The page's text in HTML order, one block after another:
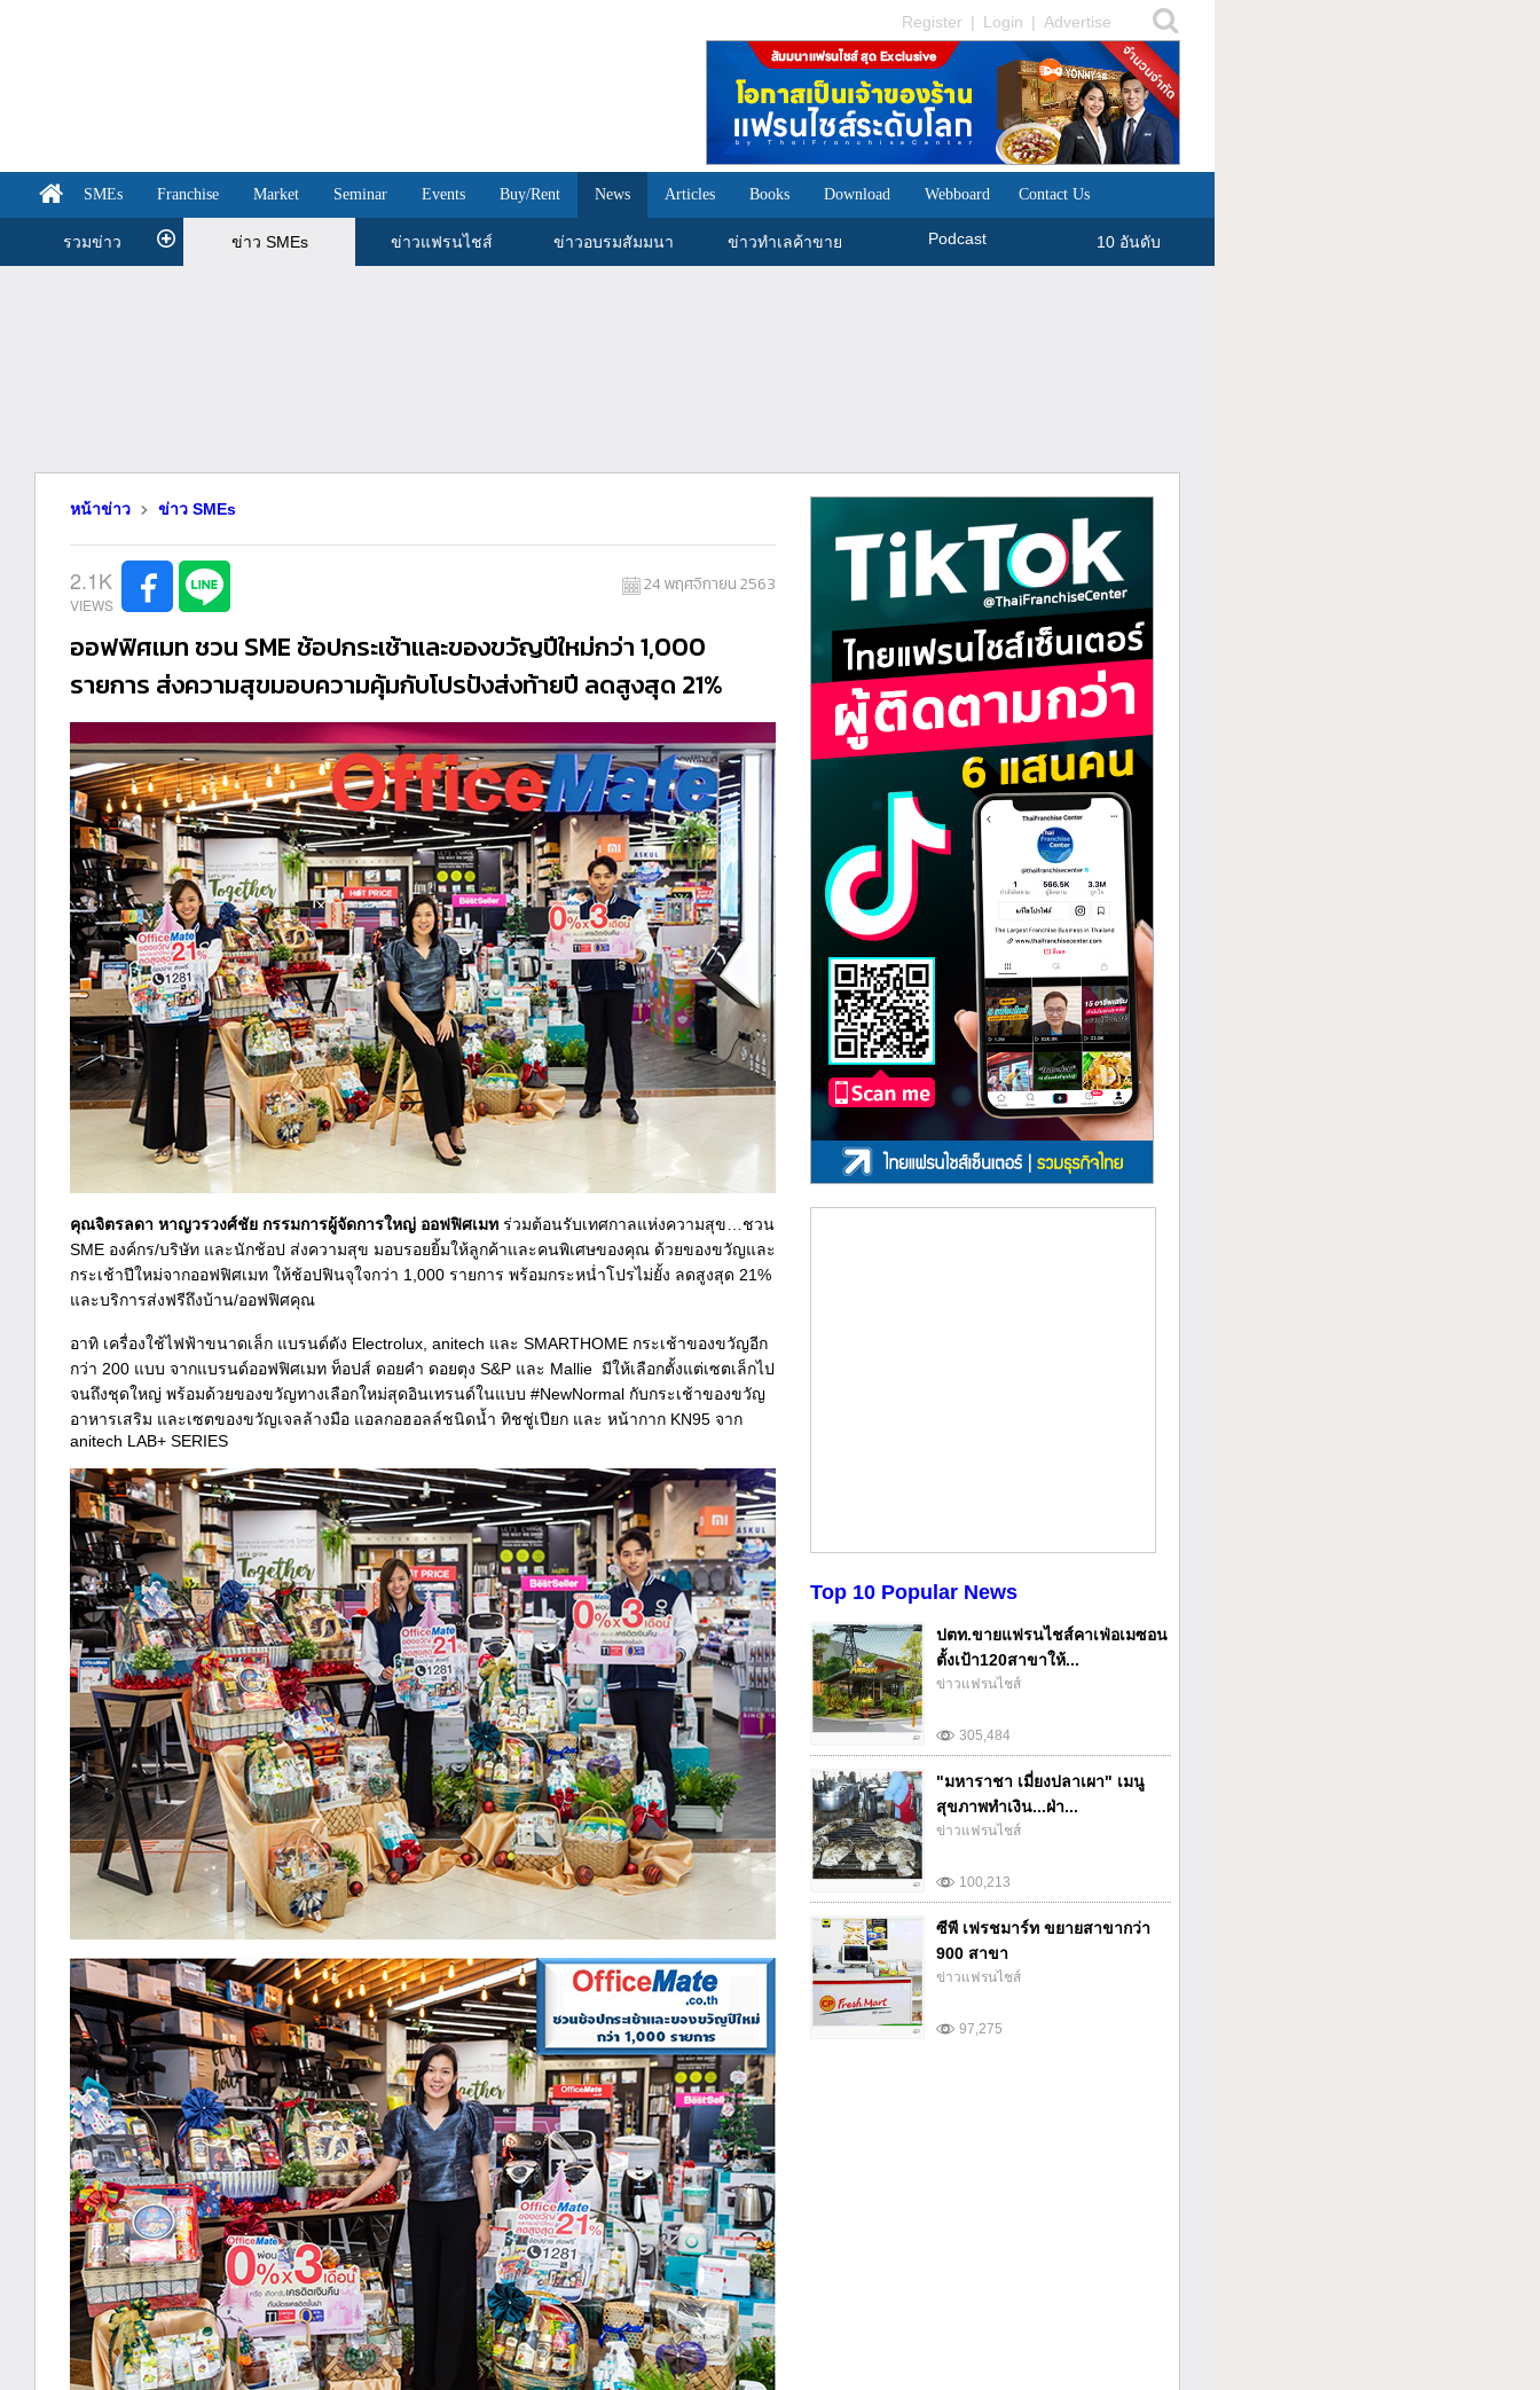
Register | Login | Advertise
SMEs Franchise Market Seminar Events Buy/Rent News Articles Books Download Webboard Contact Us
รวมข่าว ข่าว SMEs ข่าวแฟรนไชส์ ข่าวอบรมสัมมนา ข่าวทำเลค้าขาย Podcast 10 อันดับ
หน้าข่าว ข่าว SMEs
2.1K 24 พฤศจิกายน 2563
ออฟฟิศเมท ชวน SME ช้อปกระเช้าและของขวัญปีใหม่กว่า 1,000
รายการ ส่งความสุขมอบความคุ้มกับโปรปังส่งท้ายปี ลดสูงสุด 21%
คุณจิตรลดา หาญวรวงศ์ชัย กรรมการผู้จัดการใหญ่ ออฟฟิศเมท ร่วมต้อนรับเทศกาลแห่งความสุข…ชวน
SME องค์กร/บริษัท และนักช้อป ส่งความสุข มอบรอยยิ้มให้ลูกค้าและคนพิเศษของคุณ ด้วยของขวัญและ
กระเช้าปีใหม่จากออฟฟิศเมท ให้ช้อปฟินจุใจกว่า 1,000 รายการ พร้อมกระหน่ำโปรไม่ยั้ง ลดสูงสุด 21%
และบริการส่งฟรีถึงบ้าน/ออฟฟิศคุณ
อาทิ เครื่องใช้ไฟฟ้าขนาดเล็ก แบรนด์ดัง Electrolux, anitech และ SMARTHOME กระเช้าของขวัญอีก
กว่า 200 แบบ จากแบรนด์ออฟฟิศเมท ท็อปส์ ดอยคำ ดอยตุง S&P และ Mallie มีให้เลือกตั้งแต่เซตเล็กไป
จนถึงชุดใหญ่ พร้อมด้วยของขวัญทางเลือกใหม่สุดอินเทรนด์ในแบบ #NewNormal กับกระเช้าของขวัญ
อาหารเสริม และเซตของขวัญเจลล้างมือ แอลกอฮอลล์ชนิดน้ำ ทิชชู่เปียก และ หน้ากาก KN95 จาก
anitech LAB+ SERIES
Top 10 Popular News
305,484
ปตท.ขายแฟรนไชส์คาเฟ่อเมซอน
ตั้งเป้า120สาขาให้...
ข่าวแฟรนไชส์
100,213
"มหาราชา เมี่ยงปลาเผา" เมนู
สุขภาพทำเงิน...ฝ่า...
ข่าวแฟรนไชส์
97,275
ซีพี เฟรชมาร์ท ขยายสาขากว่า
900 สาขา
ข่าวแฟรนไชส์